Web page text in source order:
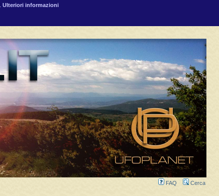
Ulteriori informazioni
FAQ Cerca